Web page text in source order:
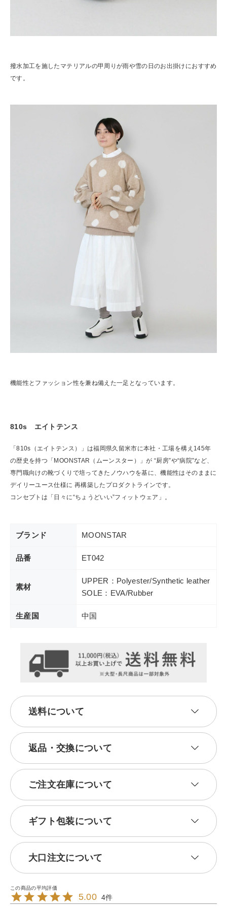
撥水加工を施したマテリアルの甲周りが雨や雪の日のお出掛けにおすすめ
です。
機能性とファッション性を兼ね備えた一足となっています。
810s エイトテンス
「810s（エイトテンス）」は福岡県久留米市に本社・工場を構え145年
の歴史を持つ「MOONSTAR（ムーンスター）」が “厨房”や“病院”など、
専門職向けの靴づくりで培ってきたノウハウを基に、機能性はそのままに
デイリーユース仕様に 再構築したプロダクトラインです。
コンセプトは「日々に“ちょうどいい”フィットウェア」。
ブランド MOONSTAR
品番 ET042
素材
UPPER：Polyester/Synthetic leather
SOLE：EVA/Rubber
生産国 中国
送料について
返品・交換について
ご注文在庫について
ギフト包装について
大口注文について
5.00 4